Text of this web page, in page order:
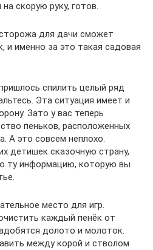
скорую руку, готов.
для дачи сможет
и именно за это такая садовая
спилить целый ряд
Эта ситуация имеет и
Зато у вас теперь
пеньков, расположенных
А это совсем неплохо.
детишек сказочную страну,
ту информацию, которую вы
место для игр.
каждый пенёк от
долото и молоток.
между корой и стволом